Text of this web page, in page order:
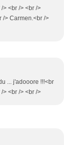
> <br /> <br />
/> Carmen.<br />
... j'adooore !!!<br
> <br /> <br />